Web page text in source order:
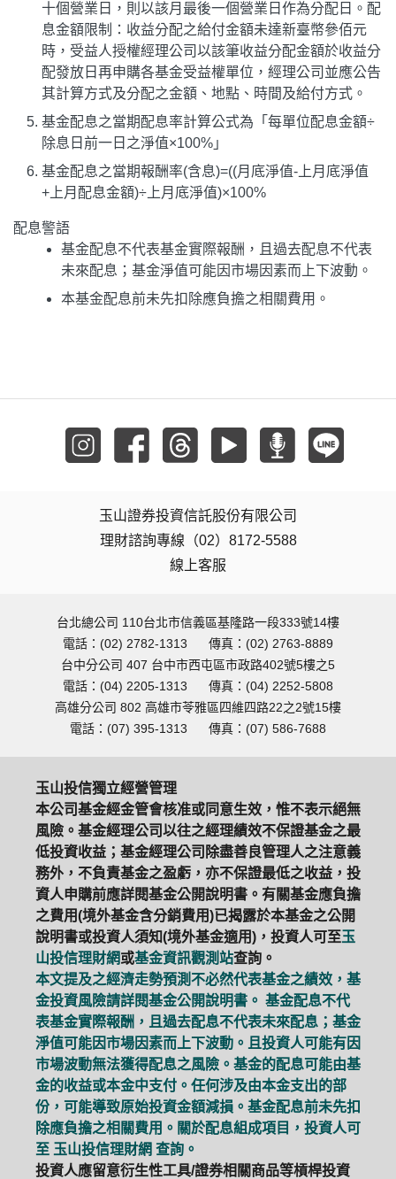
十個營業日，則以該月最後一個營業日作為分配日。配
息金額限制：收益分配之給付金額未達新臺幣參佰元
時，受益人授權經理公司以該筆收益分配金額於收益分
配發放日再申購各基金受益權單位，經理公司並應公告
其計算方式及分配之金額、地點、時間及給付方式。
基金配息之當期配息率計算公式為「每單位配息金額÷
除息日前一日之淨值×100%」
基金配息之當期報酬率(含息)=((月底淨值-上月底淨值
+上月配息金額)÷上月底淨值)×100%
配息警語
基金配息不代表基金實際報酬，且過去配息不代表
未來配息；基金淨值可能因市場因素而上下波動。
本基金配息前未先扣除應負擔之相關費用。
玉山證券投資信託股份有限公司
理財諮詢專線（02）8172-5588
線上客服
台北總公司 110台北市信義區基隆路一段333號14樓
電話：(02) 2782-1313
傳真：(02) 2763-8889
台中分公司 407 台中市西屯區市政路402號5樓之5
電話：(04) 2205-1313
傳真：(04) 2252-5808
高雄分公司 802 高雄市苓雅區四維四路22之2號15樓
電話：(07) 395-1313
傳真：(07) 586-7688
玉山投信獨立經營管理
本公司基金經金管會核准或同意生效，惟不表示絕無
風險。基金經理公司以往之經理績效不保證基金之最
低投資收益；基金經理公司除盡善良管理人之注意義
務外，不負責基金之盈虧，亦不保證最低之收益，投
資人申購前應詳閱基金公開說明書。有關基金應負擔
之費用(境外基金含分銷費用)已揭露於本基金之公開
說明書或投資人須知(境外基金適用)，投資人可至玉
山投信理財網或基金資訊觀測站查詢。
本文提及之經濟走勢預測不必然代表基金之績效，基
金投資風險請詳閱基金公開說明書。 基金配息不代
表基金實際報酬，且過去配息不代表未來配息；基金
淨值可能因市場因素而上下波動。且投資人可能有因
市場波動無法獲得配息之風險。基金的配息可能由基
金的收益或本金中支付。任何涉及由本金支出的部
份，可能導致原始投資金額減損。基金配息前未先扣
除應負擔之相關費用。關於配息組成項目，投資人可
至 玉山投信理財網 查詢。
投資人應留意衍生性工具/證券相關商品等槓桿投資